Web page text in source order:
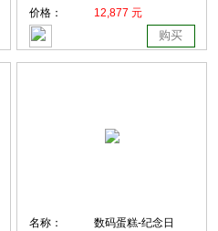
价格：
12,877 元
购买
名称：
数码蛋糕-纪念日